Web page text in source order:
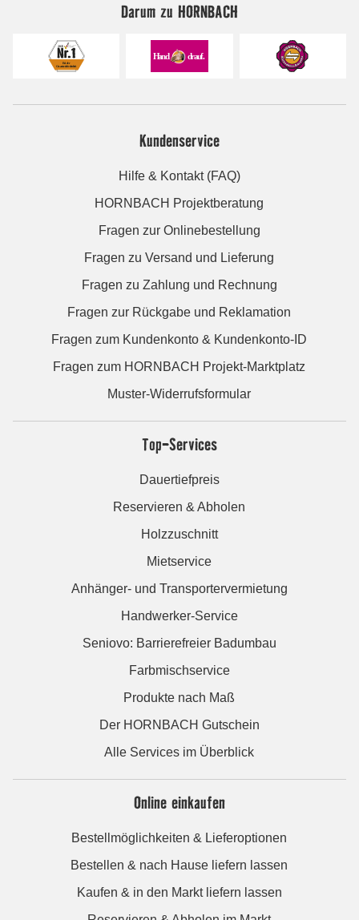
Darum zu HORNBACH
Kundenservice
Hilfe & Kontakt (FAQ)
HORNBACH Projektberatung
Fragen zur Onlinebestellung
Fragen zu Versand und Lieferung
Fragen zu Zahlung und Rechnung
Fragen zur Rückgabe und Reklamation
Fragen zum Kundenkonto & Kundenkonto-ID
Fragen zum HORNBACH Projekt-Marktplatz
Muster-Widerrufsformular
Top-Services
Dauertiefpreis
Reservieren & Abholen
Holzzuschnitt
Mietservice
Anhänger- und Transportervermietung
Handwerker-Service
Seniovo: Barrierefreier Badumbau
Farbmischservice
Produkte nach Maß
Der HORNBACH Gutschein
Alle Services im Überblick
Online einkaufen
Bestellmöglichkeiten & Lieferoptionen
Bestellen & nach Hause liefern lassen
Kaufen & in den Markt liefern lassen